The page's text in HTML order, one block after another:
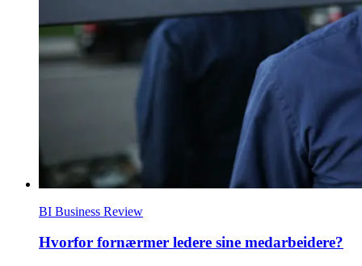
BI Business Review
Hvorfor fornærmer ledere sine medarbeidere?